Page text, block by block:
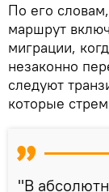
По его
маршрут
миграции,
незаконно
следуют
которые
"В